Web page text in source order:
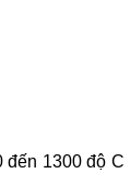
1300 độ C